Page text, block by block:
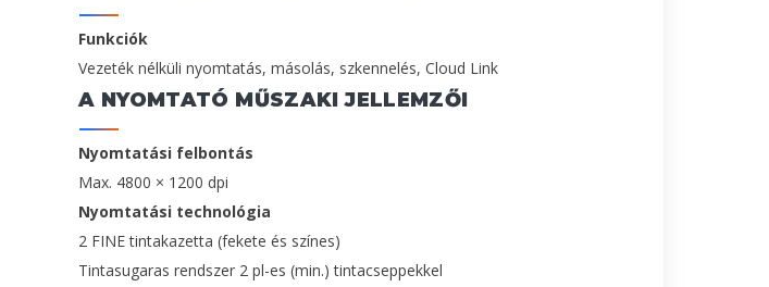
Funkciók
Vezeték nélküli nyomtatás, másolás, szkennelés, Cloud Link
A NYOMTATÓ MŰSZAKI JELLEMZŐI
Nyomtatási felbontás
Max. 4800 × 1200 dpi
Nyomtatási technológia
2 FINE tintakazetta (fekete és színes)
Tintasugaras rendszer 2 pl-es (min.) tintacseppekkel